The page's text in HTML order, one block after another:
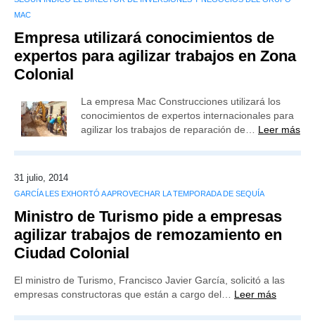
MAC
Empresa utilizará conocimientos de
expertos para agilizar trabajos en Zona
Colonial
La empresa Mac Construcciones utilizará los
conocimientos de expertos internacionales para
agilizar los trabajos de reparación de… Leer más
31 julio, 2014
GARCÍA LES EXHORTÓ A APROVECHAR LA TEMPORADA DE SEQUÍA
Ministro de Turismo pide a empresas
agilizar trabajos de remozamiento en
Ciudad Colonial
El ministro de Turismo, Francisco Javier García, solicitó a las
empresas constructoras que están a cargo del… Leer más